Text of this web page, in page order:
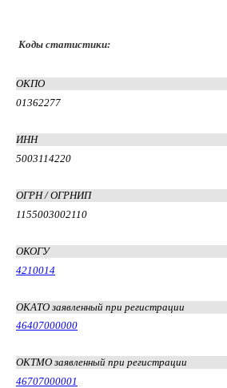
Коды статистики:
ОКПО
01362277
ИНН
5003114220
ОГРН / ОГРНИП
1155003002110
ОКОГУ
4210014
ОКАТО заявленный при регистрации
46407000000
ОКТМО заявленный при регистрации
46707000001